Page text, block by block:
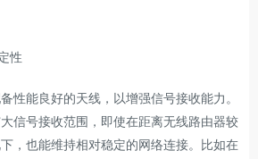
性
能良好的天线，以增强信号接收能力。
信号接收范围，即使在距离无线路由器较
，也能维持相对稳定的网络连接。比如在